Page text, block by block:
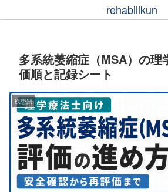
rehabilikun
多系統萎縮症（MSA）の理
価順と記録シート
疾患別